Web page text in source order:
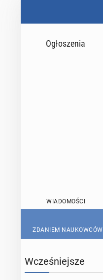
Ogłoszenia
WIADOMOŚCI
ZDANIEM NAUKOWCÓW
Wcześniejsze